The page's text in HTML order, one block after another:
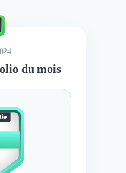
du mois